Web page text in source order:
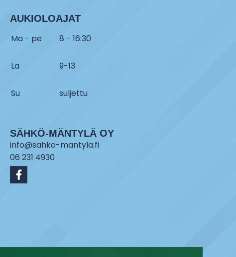
AUKIOLOAJAT
Ma - pe 8 - 16:30
La 9-13
Su suljettu
SÄHKÖ-MÄNTYLÄ OY
info@sahko-mantyla.fi
06 231 4930